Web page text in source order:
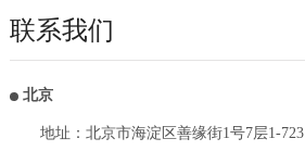
联系我们
北京
地址：北京市海淀区善缘街1号7层1-723